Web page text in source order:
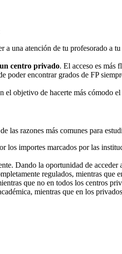
a una atención de tu profesorado a
centro privado. El acceso es más
poder encontrar grados de FP
objetivo de hacerte más cómodo
las razones más comunes para
importes marcados por las
Dando la oportunidad de
regulados, mientras que
que no en todos los centros
mientras que en los